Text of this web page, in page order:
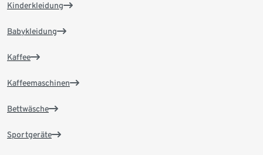
Kinderkleidung
Babykleidung
Kaffee
Kaffeemaschinen
Bettwäsche
Sportgeräte